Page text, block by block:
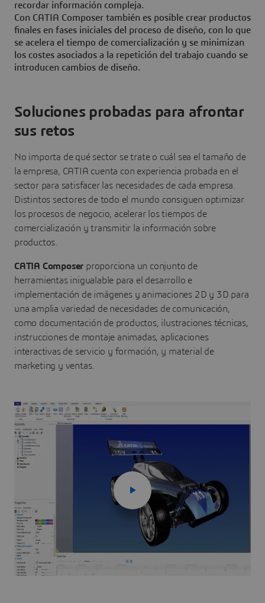
recordar información compleja.
Con CATIA Composer también es posible crear productos
finales en fases iniciales del proceso de diseño, con lo que
se acelera el tiempo de comercialización y se minimizan
los costes asociados a la repetición del trabajo cuando se
introducen cambios de diseño.
Soluciones probadas para afrontar
sus retos
No importa de qué sector se trate o cuál sea el tamaño de
la empresa, CATIA cuenta con experiencia probada en el
sector para satisfacer las necesidades de cada empresa.
Distintos sectores de todo el mundo consiguen optimizar
los procesos de negocio, acelerar los tiempos de
comercialización y transmitir la información sobre
productos.
CATIA Composer proporciona un conjunto de
herramientas inigualable para el desarrollo e
implementación de imágenes y animaciones 2D y 3D para
una amplia variedad de necesidades de comunicación,
como documentación de productos, ilustraciones técnicas,
instrucciones de montaje animadas, aplicaciones
interactivas de servicio y formación, y material de
marketing y ventas.